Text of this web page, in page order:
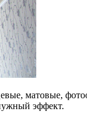
матовые,
эффект.